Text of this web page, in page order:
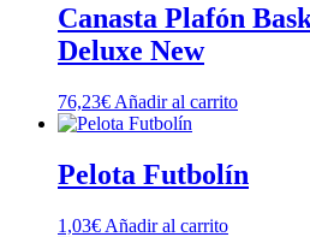
Canasta Plafón
Deluxe New
76,23€ Añadir al carrito
Pelota Futbolín
1,03€ Añadir al carrito